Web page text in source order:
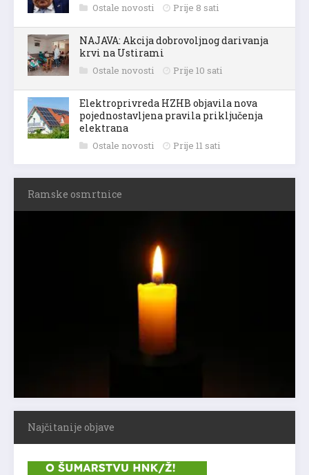
Ostale novosti Prije 8 sati
NAJAVA: Akcija dobrovoljnog darivanja
krvi na Ustirami
Ostale novosti Prije 10 sati
Elektroprivreda HZHB objavila nova
pojednostavljena pravila priključenja
elektrana
Ostale novosti Prije 11 sati
Ramske osmrtnice
Najčitanije objave